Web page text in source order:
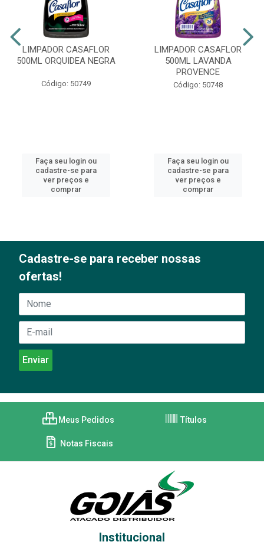
LIMPADOR CASAFLOR
500ML ORQUIDEA NEGRA
Código: 50749
Faça seu login ou
cadastre-se para
ver preços e
comprar
LIMPADOR CASAFLOR
500ML LAVANDA
PROVENCE
Código: 50748
Faça seu login ou
cadastre-se para
ver preços e
comprar
Cadastre-se para receber nossas
ofertas!
Meus Pedidos Títulos
Notas Fiscais
Institucional